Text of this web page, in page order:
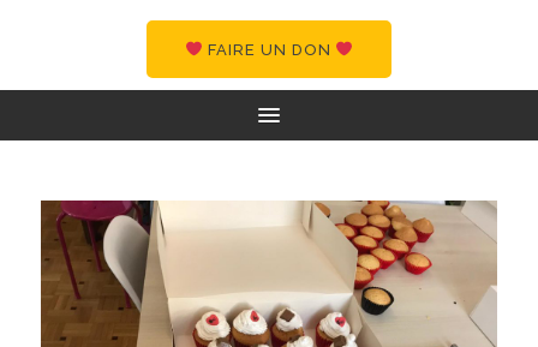
FAIRE UN DON